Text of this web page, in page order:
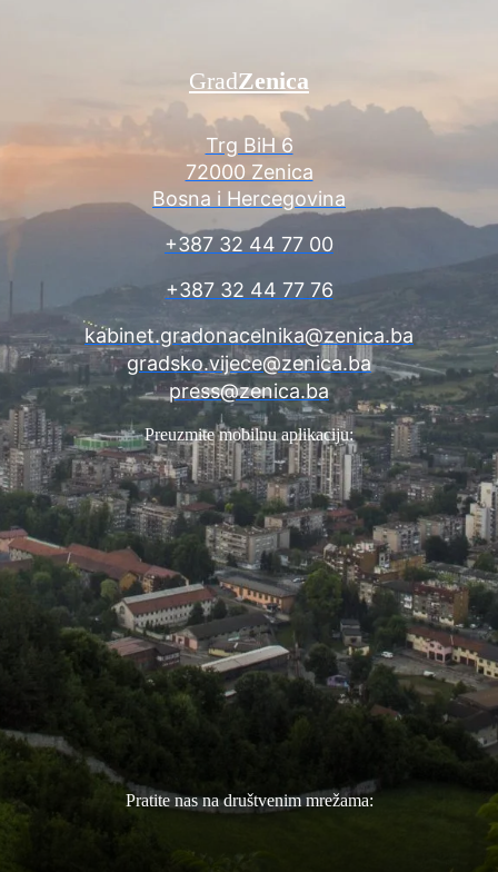
Trg BiH 6
72000 Zenica
Bosna i Hercegovina
+387 32 44 77 00
+387 32 44 77 76
kabinet.gradonacelnika@zenica.ba
gradsko.vijece@zenica.ba
press@zenica.ba
GradZenica
Preuzmite mobilnu aplikaciju:
Pratite nas na društvenim mrežama: